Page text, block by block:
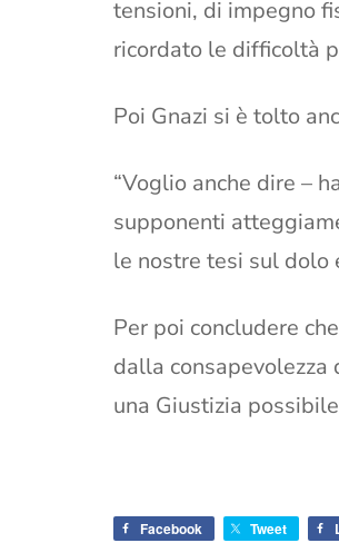
tensioni, di impegno
ricordato le difficoltà
Poi Gnazi si è tolto
“Voglio anche dire –
supponenti
le nostre tesi sul dolo
Per poi concludere
dalla
una Giustizia
Facebook Tweet